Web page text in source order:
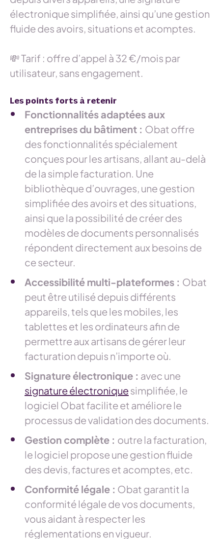
électronique simplifiée, ainsi qu’une gestion
fluide des avoirs, situations et acomptes.
💸 Tarif : offre d’appel à 32 €/mois par
utilisateur, sans engagement.
Les points forts à retenir
Fonctionnalités adaptées aux
entreprises du bâtiment : Obat offre
des fonctionnalités spécialement
conçues pour les artisans, allant au-delà
de la simple facturation. Une
bibliothèque d’ouvrages, une gestion
simplifiée des avoirs et des situations,
ainsi que la possibilité de créer des
modèles de documents personnalisés
répondent directement aux besoins de
ce secteur.
Accessibilité multi-plateformes : Obat
peut être utilisé depuis différents
appareils, tels que les mobiles, les
tablettes et les ordinateurs afin de
permettre aux artisans de gérer leur
facturation depuis n’importe où.
Signature électronique : avec une
signature électroniquesimplifiée, le
logiciel Obat facilite et améliore le
processus de validation des documents.
Gestion complète : outre la facturation,
le logiciel propose une gestion fluide
des devis, factures et acomptes, etc.
Conformité légale : Obat garantit la
conformité légale de vos documents,
vous aidant à respecter les
réglementations en vigueur.